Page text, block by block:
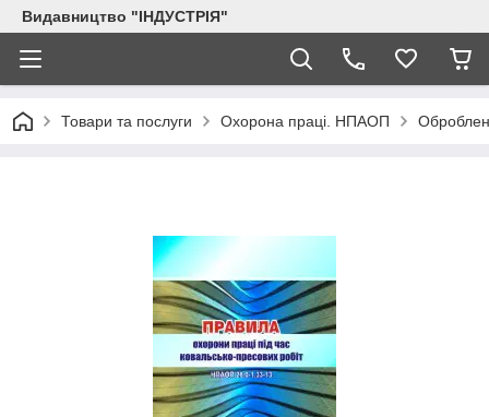
Видавництво "ІНДУСТРІЯ"
Товари та послуги Охорона праці. НПАОП